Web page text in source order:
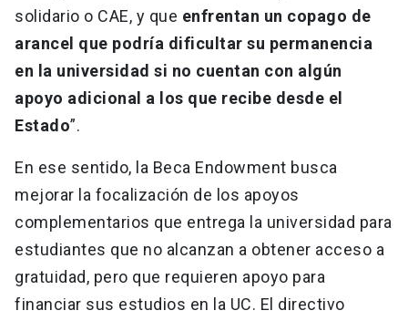
solidario o CAE, y que enfrentan un copago de
arancel que podría dificultar su permanencia
en la universidad si no cuentan con algún
apoyo adicional a los que recibe desde el
Estado”.
En ese sentido, la Beca Endowment busca
mejorar la focalización de los apoyos
complementarios que entrega la universidad para
estudiantes que no alcanzan a obtener acceso a
gratuidad, pero que requieren apoyo para
financiar sus estudios en la UC. El directivo